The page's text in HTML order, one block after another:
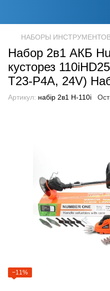
НАБОРЫ
Набор 2в1 АКБ
кусторез
T23-P4A, 24V)
Артикул: набір 2в1 H-110і
−11%